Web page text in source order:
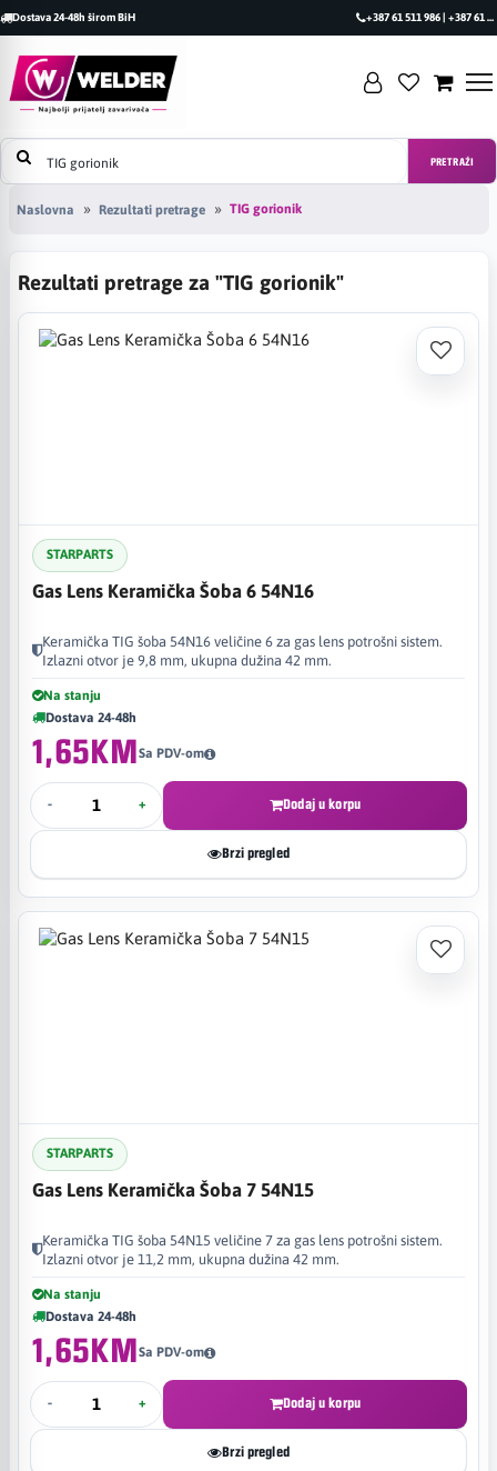
Dostava 24-48h širom BiH +387 61 511 986 | +387 61 493 470
PRETRAŽI
Naslovna Rezultati pretrage TIG gorionik
Rezultati pretrage za "TIG gorionik"
STARPARTS
Gas Lens Keramička Šoba 6 54N16
Keramička TIG šoba 54N16 veličine 6 za gas lens potrošni sistem.
Izlazni otvor je 9,8 mm, ukupna dužina 42 mm.
Na stanju
Dostava 24-48h
1,65KMSa PDV-om
- + Dodaj u korpu
Brzi pregled
STARPARTS
Gas Lens Keramička Šoba 7 54N15
Keramička TIG šoba 54N15 veličine 7 za gas lens potrošni sistem.
Izlazni otvor je 11,2 mm, ukupna dužina 42 mm.
Na stanju
Dostava 24-48h
1,65KMSa PDV-om
- + Dodaj u korpu
Brzi pregled